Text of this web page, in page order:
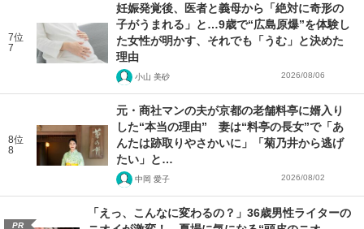
7位
7
妊娠発覚後、医者と義母から「絶対に奇形の
子がうまれる」と…9歳で“広島原爆”を体験し
た女性が明かす、それでも「うむ」と決めた
理由
小山 美砂 2026/08/06
8位
8
元・商社マンの夫が京都の老舗料亭に婿入り
した“本当の理由” 妻は“料亭の長女”で「あ
んたは跡取りやさかいに」「菊乃井から逃げ
たい」と…
中岡 愛子 2026/08/02
PR
「えっ、こんなに変わるの？」36歳男性ライターの